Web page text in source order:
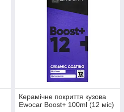
Керамічне покриття кузова
Ewocar Boost+ 100ml (12 міс)